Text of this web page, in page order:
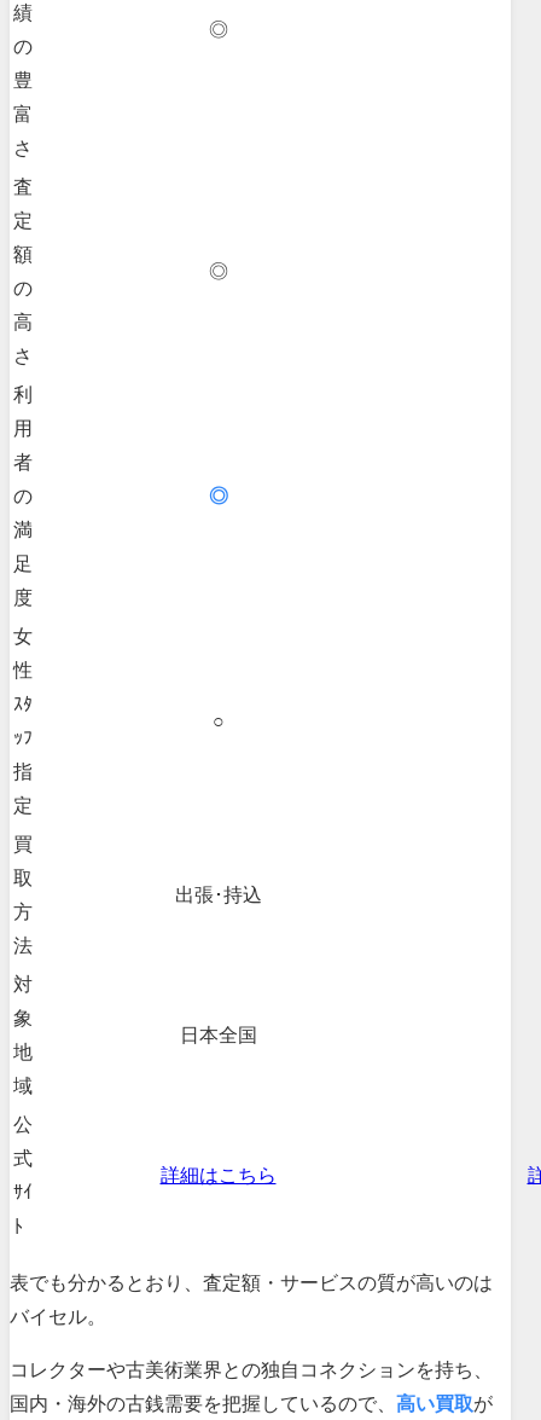
績
の
豊
富
さ
◎
査
定
額
の
高
さ
◎
利
用
者
の
満
足
度
◎
女
性
ｽﾀ
ｯﾌ
指
定
○
買
取
方
法
出張･持込
対
象
地
域
日本全国
公
式
ｻｲ
ﾄ
詳細はこちら
表でも分かるとおり、査定額・サービスの質が高いのは
バイセル。
コレクターや古美術業界との独自コネクションを持ち、
国内・海外の古銭需要を把握しているので、 高い買取が